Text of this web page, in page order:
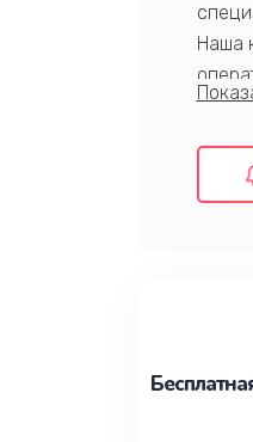
Наша